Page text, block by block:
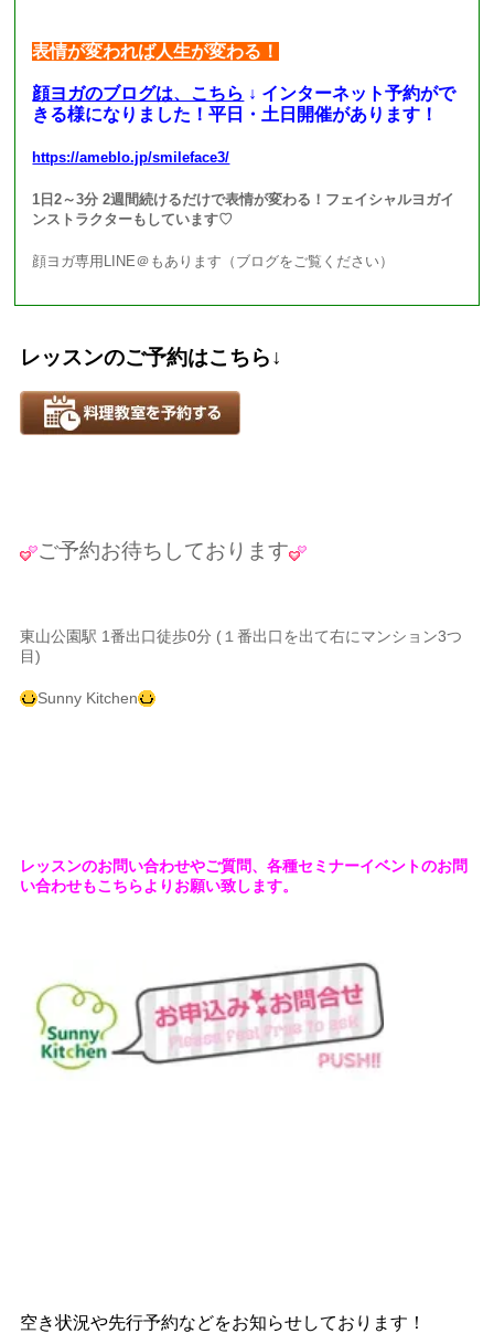
表情が変われば人生が変わる！
顔ヨガのブログは、こちら ↓ インターネット予約がで
きる様になりました！平日・土日開催があります！
https://ameblo.jp/smileface3/
1日2～3分 2週間続けるだけで表情が変わる！フェイシャルヨガイ
ンストラクターもしています♡
顔ヨガ専用LINE＠もあります（ブログをご覧ください）
レッスンのご予約はこちら↓
ご予約お待ちしております
東山公園駅 1番出口徒歩0分 (１番出口を出て右にマンション3つ
目)
Sunny Kitchen
レッスンのお問い合わせやご質問、各種セミナーイベントのお問
い合わせもこちらよりお願い致します。
空き状況や先行予約などをお知らせしております！